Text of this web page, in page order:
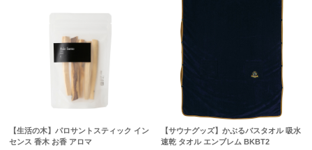
【生活の木】パロサントスティック イン
センス 香木 お香 アロマ
【サウナグッズ】かぶるバスタオル 吸水
速乾 タオル エンブレム BKBT2